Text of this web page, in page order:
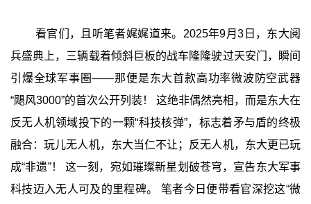
看官们，且听笔者娓娓道来。2025年9月3日，东大阅
兵盛典上，三辆载着倾斜巨板的战车隆隆驶过天安门，瞬间
引爆全球军事圈——那便是东大首款高功率微波防空武器
“飓风3000”的首次公开列装！ 这绝非偶然亮相，而是东大在
反无人机领域投下的一颗“科技核弹”，标志着矛与盾的终极
融合：玩儿无人机，东大当仁不让；反无人机，东大更已玩
成“非遗”！ 这一刻，宛如璀璨新星划破苍穹，宣告东大军事
科技迈入无人可及的里程碑。 笔者今日便带看官深挖这“微